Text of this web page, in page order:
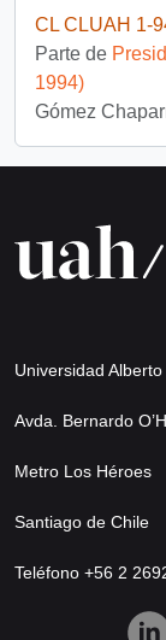
CL CLUAH 1-
Parte de
1994)
Gómez
Universidad
Avda. Bernardo
Metro Los Héroes
Santiago de Chile
Teléfono +56 2